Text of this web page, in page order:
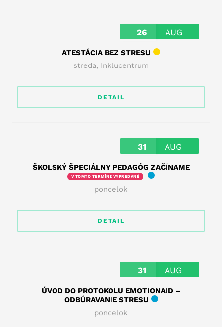
26 AUG
ATESTÁCIA BEZ STRESU
streda, Inklucentrum
DETAIL
31 AUG
ŠKOLSKÝ ŠPECIÁLNY PEDAGÓG ZAČÍNAME
V TOMTO TERMÍNE VYPREDANÉ
pondelok
DETAIL
31 AUG
ÚVOD DO PROTOKOLU EMOTIONAID –
ODBÚRAVANIE STRESU
pondelok